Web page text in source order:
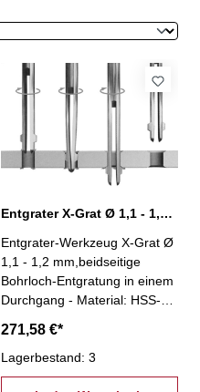
Entgrater X-Grat Ø 1,1 - 1,2 mm, XG-1,1
Entgrater-Werkzeug X-Grat Ø
1,1 - 1,2 mm,beidseitige
Bohrloch-Entgratung in einem
Durchgang - Material: HSS-
Entgratung an unzugänglichen
Stellen (z.B. Hohlkörper)-
Einsparung einer zweiten
271,58 €*
Lagerbestand: 3